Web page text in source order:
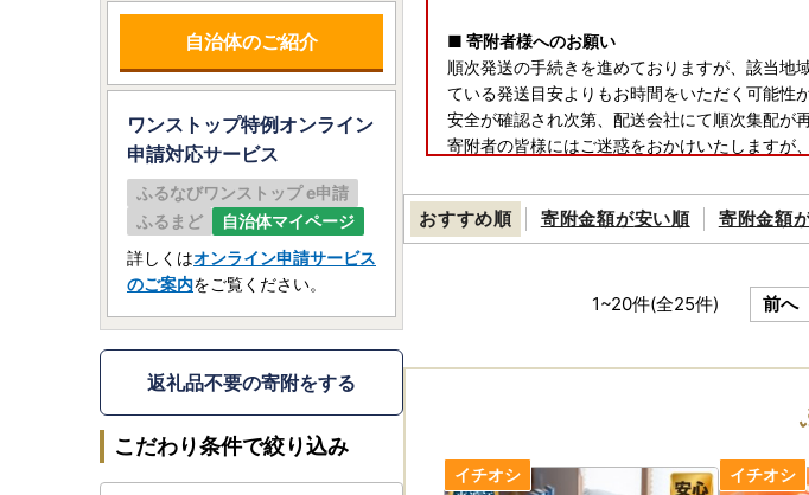
■ 寄附者様へのお願い
順次発送の手続きを進めておりますが、該当地
ている発送目安よりもお時間をいただく可能性
安全が確認され次第、配送会社にて順次集配が
寄附者の皆様にはご迷惑をおかけいたしますが
【ヤマト運輸からのご案内】
https://www.yamato-hd.co.jp/important/
NzU5
★お盆期間中のお問い合わせ・配送について★
返礼品発送は、事業者によって対応が異なりま
《8月6日(木)～8月16日(日)受付分》
おすすめ順 寄附金額が安い順 寄附金額
1~20件(全25件) 前へ
自治体のご紹介
ワンストップ特例オンライン
申請対応サービス
ふるなびワンストップ e申請
ふるまど
自治体マイページ
詳しくはオンライン申請サービス
のご案内をご覧ください。
返礼品不要の寄附をする
こだわり条件で絞り込み